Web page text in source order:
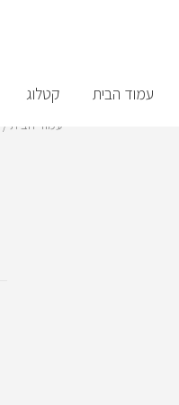
עמוד הבית קטלוג
עמוד הבית/